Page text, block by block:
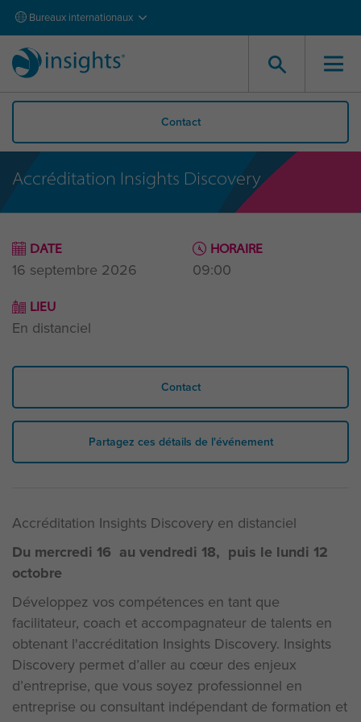
Bureaux internationaux
Contact
Accréditation Insights Discovery
DATE
16 septembre 2026
HORAIRE
09:00
LIEU
En distanciel
Contact
Partagez ces détails de l'événement
Accréditation Insights Discovery en distanciel
Du mercredi 16 au vendredi 18, puis le lundi 12
octobre
Développez vos compétences en tant que
facilitateur, coach et accompagnateur de talents en
obtenant l'accréditation Insights Discovery. Insights
Discovery permet d’aller au cœur des enjeux
d’entreprise, que vous soyez professionnel en
entreprise ou consultant indépendant de formation et